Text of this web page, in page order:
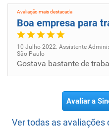
Avaliação mais destacada
Boa empresa para
10 Julho 2022. Assistente
São Paulo
Gostava bastante de
Avaliar a
Ver todas as avaliações